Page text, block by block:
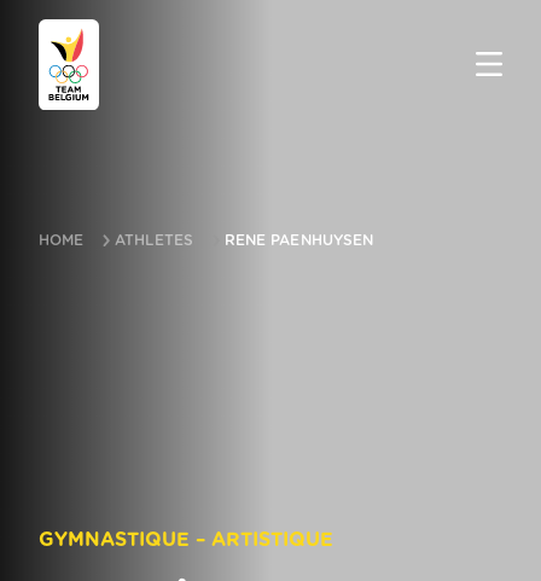
HOME ATHLETES RENE PAENHUYSEN
GYMNASTIQUE – ARTISTIQUE